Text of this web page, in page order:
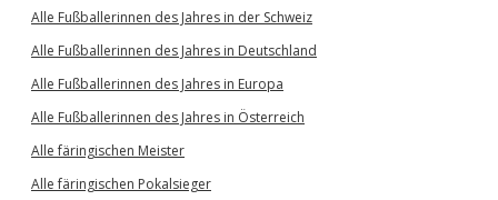
Alle Fußballerinnen des Jahres in der Schweiz
Alle Fußballerinnen des Jahres in Deutschland
Alle Fußballerinnen des Jahres in Europa
Alle Fußballerinnen des Jahres in Österreich
Alle färingischen Meister
Alle färingischen Pokalsieger